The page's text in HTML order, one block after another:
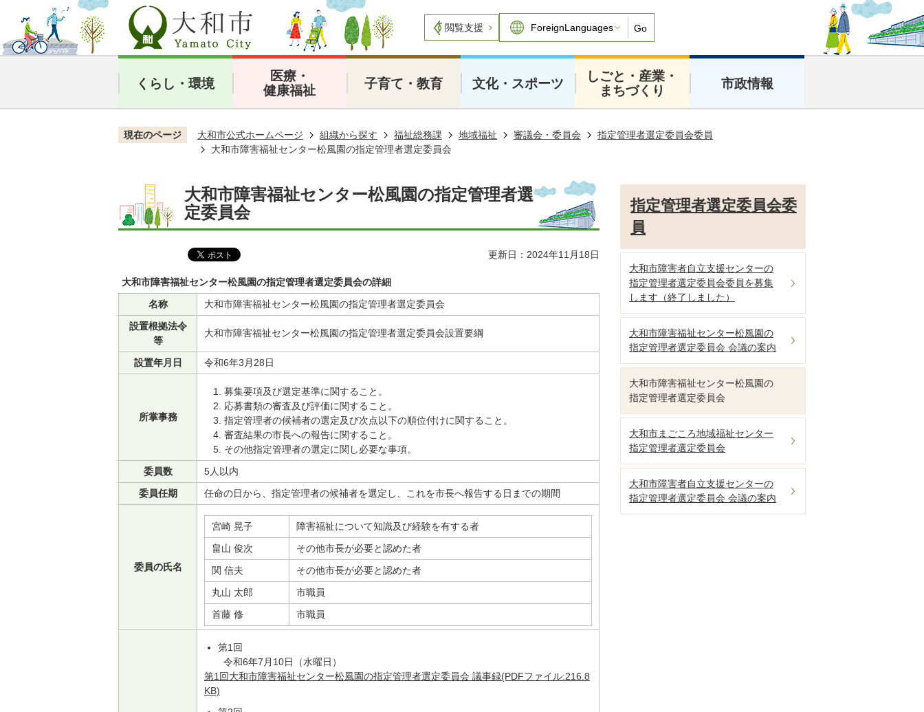
閲覧支援 Go
くらし・環境
医療・
健康福祉
子育て・教育 文化・スポーツ
しごと・産業・
まちづくり
市政情報
現在のページ 大和市公式ホームページ 組織から探す 福祉総務課 地域福祉 審議会・委員会
指定管理者選定委員会委員
大和市障害福祉センター松風園の指定管理者選定委員会
大和市障害福祉センター松風園の指定管理者選
定委員会
更新日：2024年11月18日
大和市障害福祉センター松風園の指定管理者選定委員会の詳細
名称
大和市障害福祉センター松風園の指定管理者選定委員会
設置根拠法令
等
大和市障害福祉センター松風園の指定管理者選定委員会設置要綱
設置年月日 令和6年3月28日
所掌事務
募集要項及び選定基準に関すること。
応募書類の審査及び評価に関すること。
指定管理者の候補者の選定及び次点以下の順位付けに関すること。
審査結果の市長への報告に関すること。
その他指定管理者の選定に関し必要な事項。
委員数
5人以内
委員任期
任命の日から、指定管理者の候補者を選定し、これを市長へ報告する日までの期間
委員の氏名
宮崎 晃子
障害福祉について知識及び経験を有する者
畠山 俊次
その他市長が必要と認めた者
関 信夫
その他市長が必要と認めた者
丸山 太郎
市職員
首藤 修
市職員
第1回
令和6年7月10日（水曜日）
第1回大和市障害福祉センター松風園の指定管理者選定委員会 議事録(PDFファイル:216.8
KB)
指定管理者選定委員会委
員
大和市障害者自立支援センターの
指定管理者選定委員会委員を募集
します（終了しました）
大和市障害福祉センター松風園の
指定管理者選定委員会 会議の案内
大和市障害福祉センター松風園の
指定管理者選定委員会
大和市まごころ地域福祉センター
指定管理者選定委員会
大和市障害者自立支援センターの
指定管理者選定委員会 会議の案内